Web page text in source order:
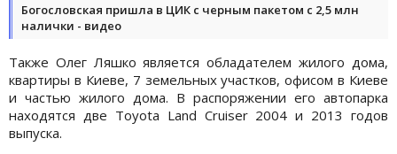
Богословская пришла в ЦИК с черным пакетом с 2,5 млн
налички - видео
Также Олег Ляшко является обладателем жилого дома,
квартиры в Киеве, 7 земельных участков, офисом в Киеве
и частью жилого дома. В распоряжении его автопарка
находятся две Toyota Land Cruiser 2004 и 2013 годов
выпуска.